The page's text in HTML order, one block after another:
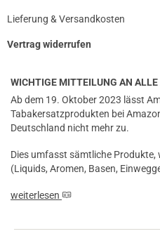
Lieferung & Versandkosten
Vertrag widerrufen
WICHTIGE MITTEILUNG AN
Ab dem 19. Oktober 2023 lässt
Tabakersatzprodukten bei
Deutschland nicht mehr zu.
Dies umfasst sämtliche
(Liquids, Aromen, Basen,
weiterlesen